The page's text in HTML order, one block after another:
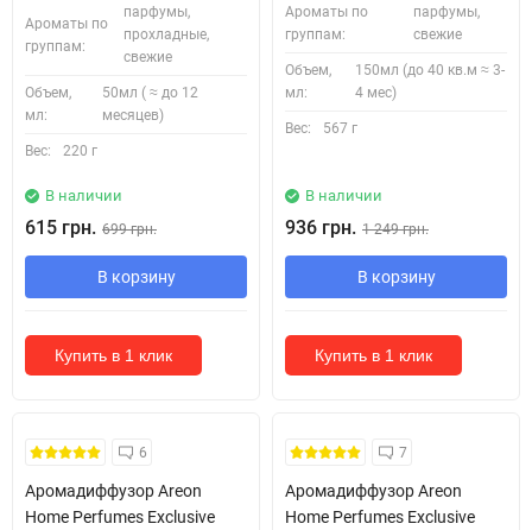
Ароматы по
группам:
парфумы,
прохладные,
свежие
Объем,
мл:
50мл ( ≈ до 12
месяцев)
Вес: 220 г
В наличии
615 грн. 699 грн.
В корзину
Купить в 1 клик
Ароматы по
группам:
парфумы,
свежие
Объем,
мл:
150мл (до 40 кв.м ≈ 3-
4 мес)
Вес: 567 г
В наличии
936 грн. 1 249 грн.
В корзину
Купить в 1 клик
6
Аромадиффузор Areon
Home Perfumes Exclusive
7
Аромадиффузор Areon
Home Perfumes Exclusive